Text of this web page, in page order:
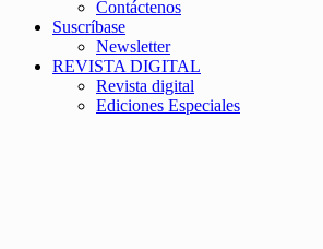
Contáctenos
Suscríbase
Newsletter
REVISTA DIGITAL
Revista digital
Ediciones Especiales